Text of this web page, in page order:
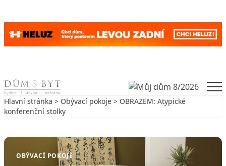
Skip to content
Hlavní stránka > Obývací pokoje > OBRAZEM: Atypické
konferenční stolky
OBÝVACÍ POKOJE